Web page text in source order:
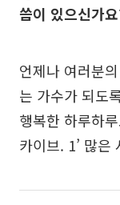
씀이 있으신가
언제나 여러분
는 가수가 되도
행복한 하루하
카이브. 1’ 많은